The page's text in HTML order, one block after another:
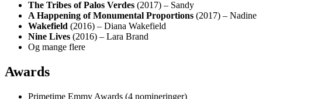
The Tribes of Palos Verdes (2017) – Sandy
A Happening of Monumental Proportions (2017) – Nadine
Wakefield (2016) – Diana Wakefield
Nine Lives (2016) – Lara Brand
Og mange flere
Awards
Primetime Emmy Awards (4 nomineringer)